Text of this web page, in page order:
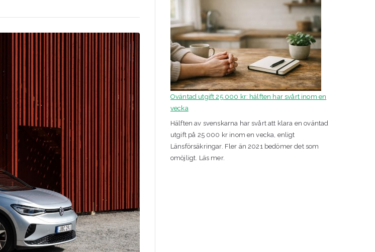
Oväntad utgift 25 000 kr: hälften har svårt inom en
vecka
Hälften av svenskarna har svårt att klara en oväntad
utgift på 25 000 kr inom en vecka, enligt
Länsförsäkringar. Fler än 2021 bedömer det som
omöjligt. Läs mer.